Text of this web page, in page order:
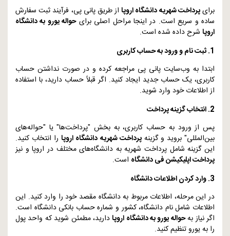
برایپرداخت شهریه دانشگاه اروپااز طریق پانی پی، فرآیند ثبت سفارش
ساده و سریع است. در اینجا مراحل اصلی برایحواله یورو به دانشگاه
اروپا شرح داده شده است.
1. ثبت نام و ورود به حساب کاربری
ابتدا به وب‌سایت پانی پی مراجعه کرده و در صورت نداشتن حساب
کاربری، یک حساب جدید ایجاد کنید. اگر قبلاً حساب دارید، با استفاده
از اطلاعات خود وارد شوید.
2. انتخاب گزینه پرداخت
پس از ورود به حساب کاربری، به بخش "پرداخت‌ها" یا "حواله‌های
بین‌المللی" بروید و گزینهپرداخت شهریه دانشگاه اروپارا انتخاب کنید.
این گزینه شامل پرداخت شهریه به دانشگاه‌های مختلف در اروپا و نیز
پرداخت اپلیکیشن فی دانشگاه است.
3. وارد کردن اطلاعات دانشگاه
در این مرحله، اطلاعات مربوط به دانشگاه مقصد خود را وارد کنید. این
اطلاعات شامل نام دانشگاه، کشور و شماره حساب بانکی دانشگاه است.
اگر نیاز بهحواله یورو به دانشگاه اروپادارید، مطمئن شوید که واحد پول
را به یورو تنظیم کنید.